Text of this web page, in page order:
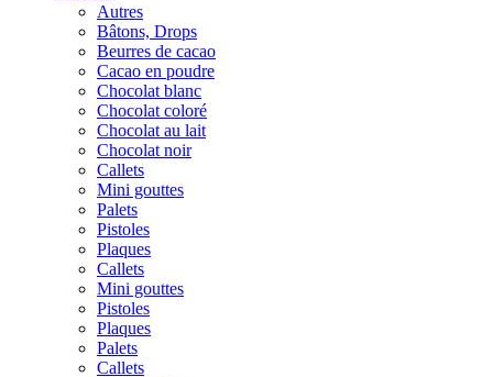
Autres
Bâtons, Drops
Beurres de cacao
Cacao en poudre
Chocolat blanc
Chocolat coloré
Chocolat au lait
Chocolat noir
Callets
Mini gouttes
Palets
Pistoles
Plaques
Callets
Mini gouttes
Pistoles
Plaques
Palets
Callets